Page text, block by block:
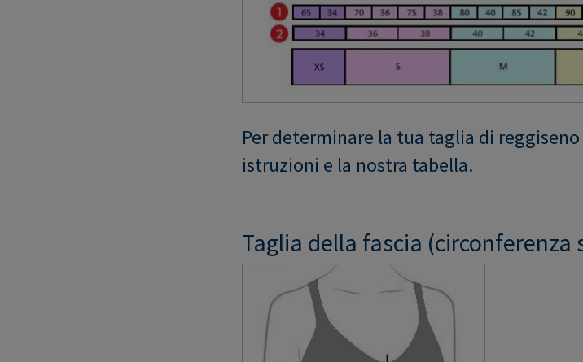
Per determinare la tua taglia di
istruzioni e la nostra tabella.
Taglia della fascia (circonferenza